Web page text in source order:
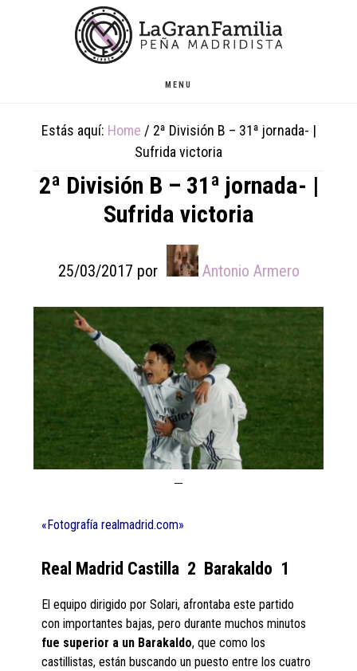
MENU
Estás aquí: Home / 2ª División B – 31ª jornada- |
Sufrida victoria
2ª División B – 31ª jornada- |
Sufrida victoria
25/03/2017 por Antonio Armero
«Fotografía realmadrid.com»
Real Madrid Castilla 2 Barakaldo 1
El equipo dirigido por Solari, afrontaba este partido
con importantes bajas, pero durante muchos minutos
fue superior a un Barakaldo, que como los
castillistas, están buscando un puesto entre los cuatro